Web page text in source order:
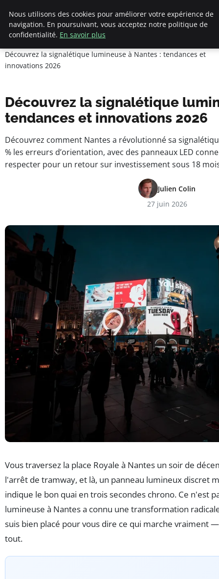
pearachutekids
Business Insights for French Entrepreneurs
Découvrez la signalétique lumineuse à Nantes : tendances et
innovations 2026
Découvrez la signalétique
tendances et innovations 2026
Découvrez comment Nantes a révolutionné sa
% les erreurs d’orientation, avec des panneaux LED
respecter pour un retour sur investissement sous 18
Julien Colin
27 juin 2026
Vous traversez la place Royale à Nantes un soir de
l'arrêt de tramway, et là, un panneau lumineux discret
indique le bon quai en trois secondes chrono. Ce n'est
lumineuse à Nantes a connu une transformation
suis bien placé pour vous dire ce qui marche vraiment
tout.
Nous utilisons des cookies pour améliorer votre expérience de
navigation. En poursuivant, vous acceptez notre politique de
confidentialité. En savoir plus